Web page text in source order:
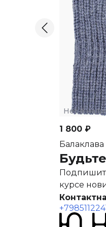
Нет в
1 800 ₽
курсе